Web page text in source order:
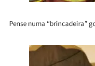
Pense numa “brincadeira”